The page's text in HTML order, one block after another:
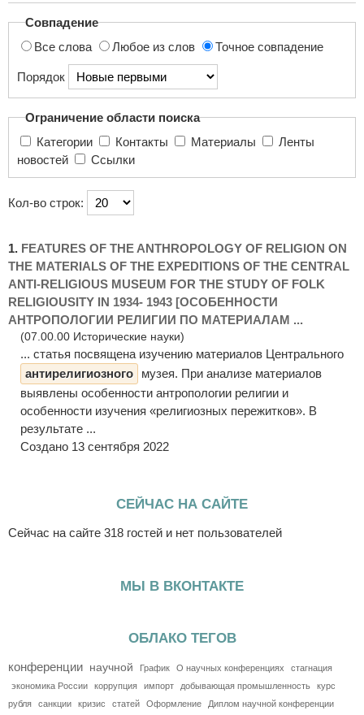
Совпадение
Все слова
Любое из слов Точное совпадение
Порядок
Ограничение области поиска
Категории
Контакты Материалы
новостей
Ссылки
Кол-во строк:
1. FEATURES OF THE ANTHROPOLOGY OF RELIGION ON
THE MATERIALS OF THE EXPEDITIONS OF THE CENTRAL
ANTI-RELIGIOUS MUSEUM FOR THE STUDY OF FOLK
RELIGIOUSITY IN 1934- 1943 [ОСОБЕННОСТИ
АНТРОПОЛОГИИ РЕЛИГИИ ПО МАТЕРИАЛАМ ...
(07.00.00 Исторические науки)
... статья посвящена изучению материалов Центрального
антирелигиозного
музея. При анализе материалов
выявлены особенности антропологии религии и
особенности изучения «религиозных пережитков». В
результате ...
Создано 13 сентября 2022
СЕЙЧАС НА САЙТЕ
Сейчас на сайте 318 гостей и нет пользователей
МЫ В ВКОНТАКТЕ
ОБЛАКО ТЕГОВ
конференции научной График О научных конференциях
стагнация
экономика России
коррупция импорт добывающая промышленность
курс
рубля
санкции кризис статей Оформление
Диплом научной конференции